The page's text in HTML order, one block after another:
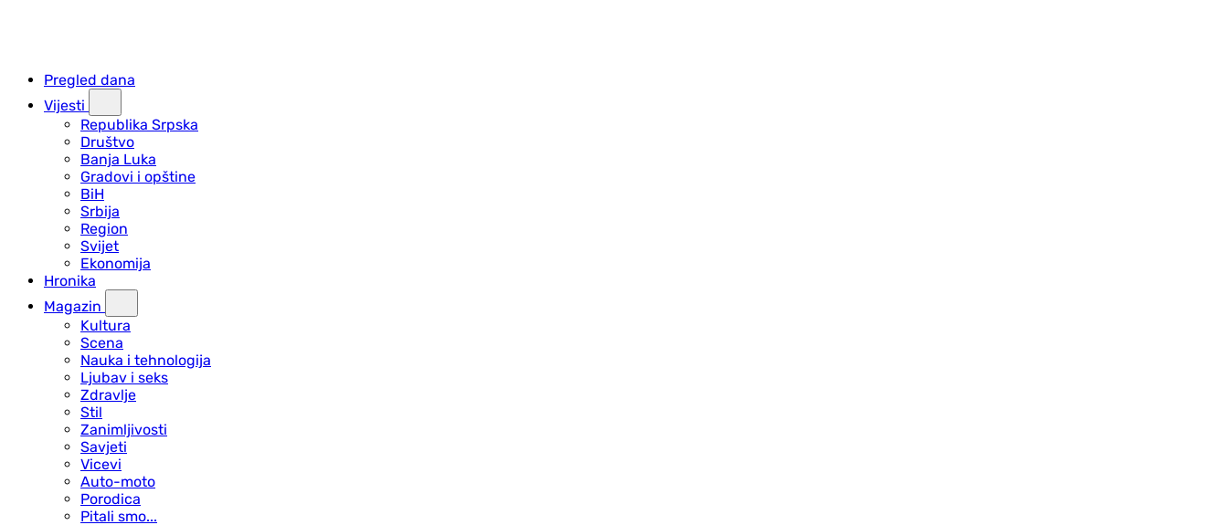
Pregled dana
Vijesti
Republika Srpska
Društvo
Banja Luka
Gradovi i opštine
BiH
Srbija
Region
Svijet
Ekonomija
Hronika
Magazin
Kultura
Scena
Nauka i tehnologija
Ljubav i seks
Zdravlje
Stil
Zanimljivosti
Savjeti
Vicevi
Auto-moto
Porodica
Pitali smo...